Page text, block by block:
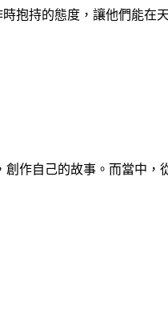
抱持的態度，讓他們能在
創作自己的故事。而當中，